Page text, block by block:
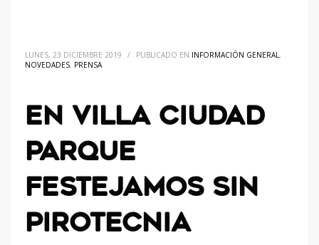
LUNES, 23 DICIEMBRE 2019 / PUBLICADO EN INFORMACIÓN GENERAL ,
NOVEDADES, PRENSA
EN VILLA CIUDAD
PARQUE
FESTEJAMOS SIN
PIROTECNIA